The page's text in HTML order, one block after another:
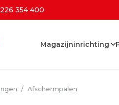
354 400
Magazijninrichting
/ Afschermpalen